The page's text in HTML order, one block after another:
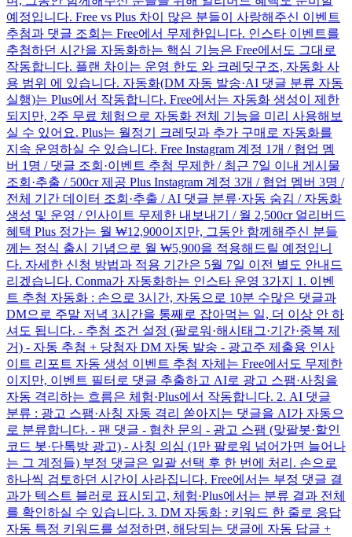
예정입니다. Free vs Plus 차이 많은 분들이 사랑해주신 이벤트
추첨과 댓글 조회는 Free에서 무제한입니다. 인스타 이벤트를
추첨하던 시간을 자동화하는 핵심 기능은 Free에서도 그대로
작동합니다. 플랜 차이는 운영 한도 와 크레딧구조, 자동화 사
용 범위 에 있습니다. 자동화(DM 자동 발송·AI 댓글 분류 자동
실행)는 Plus에서 작동합니다. Free에서는 자동화 생성이 제한
되지만, 2주 무료 체험으로 자동화 전체 기능을 미리 사용해보
실 수 있어요. Plus는 월정기 크레딧과 추가 구매로 자동화를
지속 운영하실 수 있습니다. Free Instagram 계정 1개 / 협업 멤
버 1명 / 댓글 조회·이벤트 추첨 무제한 / 최근 7일 이내 게시물
조회·추출 / 500cr 제공 Plus Instagram 계정 3개 / 협업 멤버 3명 /
전체 기간 데이터 조회·추출 / AI 댓글 분류·자동 숨김 / 자동화
생성 및 운영 / 인사이트 무제한 내보내기 / 월 2,500cr 얼리버드
혜택 Plus 정가는 월 ₩12,900이지만, 그동안 함께해주신 분들
께는 정식 출시 기념으로 월 ₩5,900을 적용해드릴 예정입니
다. 자세한 신청 방법과 적용 기간은 5월 7일 이전 별도 안내드
리겠습니다. Conma가 자동화하는 인스타 운영 3가지 1. 이벤
트 추첨 자동화 : 손으로 3시간, 자동으로 10분 수많은 댓글과
DM으로 주말 저녁 3시간을 통째로 잡아먹는 일, 더 이상 안 하
셔도 됩니다. - 추첨 조건 설정 (팔로워·해시태그·기간·중복 제
거) - 자동 추첨 + 당첨자 DM 자동 발송 - 광고주 제출용 인사
이트 리포트 자동 생성 이벤트 추첨 자체는 Free에서도 무제한
이지만, 이벤트 필터로 댓글 추출하고 AI로 광고 스팸·사칭을
자동 격리하는 흐름은 체험·Plus에서 작동합니다. 2. AI 댓글
분류 : 광고 스팸·사칭 자동 격리 쏟아지는 댓글을 AI가 자동으
로 분류합니다. - 팬 댓글 - 협찬 문의 - 광고 스팸 (맞팔봇·할인
코드 봇·단톡방 광고) - 사칭 의심 (1만 팔로워 넘어가면 늘어나
는 그 계정들) 부정 댓글은 일괄 선택 후 한 번에 처리. 손으로
하나씩 검토하던 시간이 사라집니다. Free에서는 부정 댓글 결
과가 텍스트 블러로 표시되고, 체험·Plus에서는 분류 결과 전체
를 확인하실 수 있습니다. 3. DM 자동화 : 키워드 한 줄로 응답
자동 특정 키워드를 설정하면, 해당되는 댓글에 자동 답글 +